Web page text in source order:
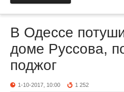
В Одессе
доме Руссова,
поджог
1-10-2017, 10:00 1 252